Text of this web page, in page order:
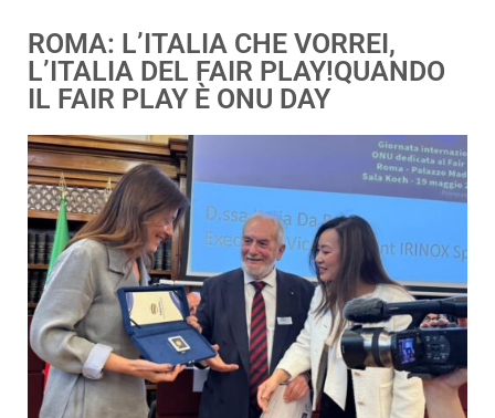
ROMA: L’ITALIA CHE VORREI,
L’ITALIA DEL FAIR PLAY!QUANDO
IL FAIR PLAY È ONU DAY